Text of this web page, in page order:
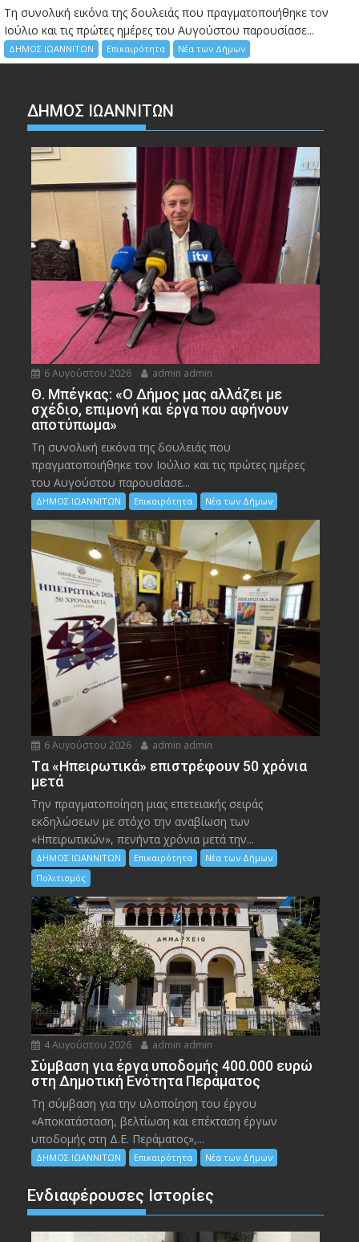
Τη συνολική εικόνα της δουλειάς που πραγματοποιήθηκε τον
Ιούλιο και τις πρώτες ημέρες του Αυγούστου παρουσίασε...
ΔΗΜΟΣ ΙΩΑΝΝΙΤΩΝ Επικαιρότητα Νέα των Δήμων
ΔΗΜΟΣ ΙΩΑΝΝΙΤΩΝ
6 Αυγούστου 2026 admin admin
Θ. Μπέγκας: «Ο Δήμος μας αλλάζει με
σχέδιο, επιμονή και έργα που αφήνουν
αποτύπωμα»
Τη συνολική εικόνα της δουλειάς που
πραγματοποιήθηκε τον Ιούλιο και τις πρώτες ημέρες
του Αυγούστου παρουσίασε...
ΔΗΜΟΣ ΙΩΑΝΝΙΤΩΝ Επικαιρότητα Νέα των Δήμων
6 Αυγούστου 2026 admin admin
Tα «Ηπειρωτικά» επιστρέφουν 50 χρόνια
μετά
Την πραγματοποίηση μιας επετειακής σειράς
εκδηλώσεων με στόχο την αναβίωση των
«Ηπειρωτικών», πενήντα χρόνια μετά την...
ΔΗΜΟΣ ΙΩΑΝΝΙΤΩΝ Επικαιρότητα
Νέα των Δήμων
Πολιτισμός
4 Αυγούστου 2026 admin admin
Σύμβαση για έργα υποδομής 400.000 ευρώ
στη Δημοτική Ενότητα Περάματος
Τη σύμβαση για την υλοποίηση του έργου
«Αποκατάσταση, βελτίωση και επέκταση έργων
υποδομής στη Δ.Ε. Περάματος»,...
ΔΗΜΟΣ ΙΩΑΝΝΙΤΩΝ Επικαιρότητα Νέα των Δήμων
Ενδιαφέρουσες Ιστορίες